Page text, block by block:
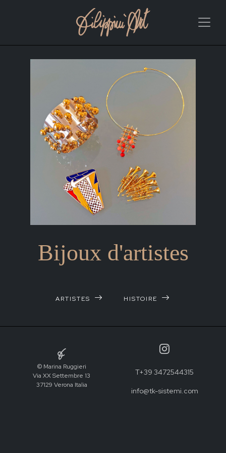
Bijoux d'artistes
ARTISTES HISTOIRE
© Marina Ruggieri
Via XX Settembre 13
37129 Verona Italia
T+39 3472544315
info@tk-sistemi.com